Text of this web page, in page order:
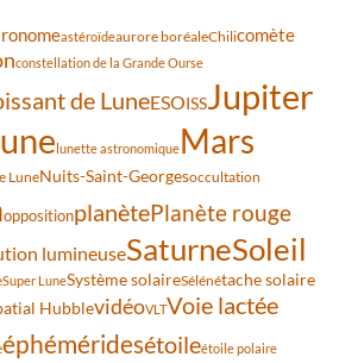
astéroïdeaurore boréaleChilicomète
constellation de la Grande Ourse
de LuneESOISSJupiter
lunette astronomiqueMars
LuneNuits-Saint-Georgesoccultation
oppositionplanètePlanète rouge
lumineuseSaturneSoleil
Super LuneSystème solaireSélénétache solaire
HubblevidéoVLTVoie lactée
éphéméridesétoileétoile polaire